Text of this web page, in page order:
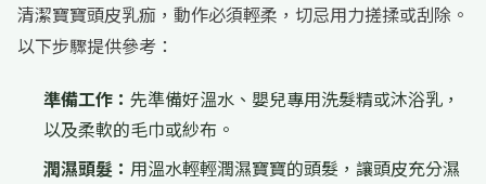
清潔寶寶頭皮乳痂，動作必須輕柔，切忌用力搓揉或刮除。
以下步驟提供參考：
準備工作： 先準備好溫水、嬰兒專用洗髮精或沐浴乳，
以及柔軟的毛巾或紗布。
潤濕頭髮： 用溫水輕輕潤濕寶寶的頭髮，讓頭皮充分濕